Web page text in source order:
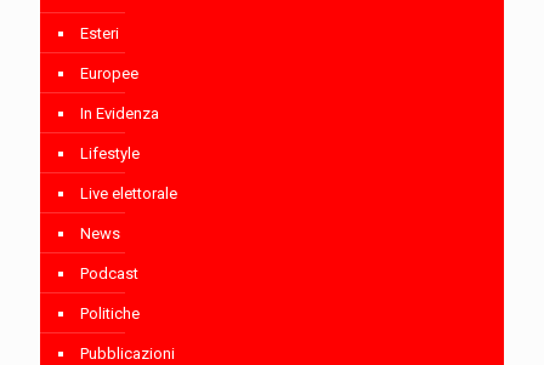
Esteri
Europee
In Evidenza
Lifestyle
Live elettorale
News
Podcast
Politiche
Pubblicazioni